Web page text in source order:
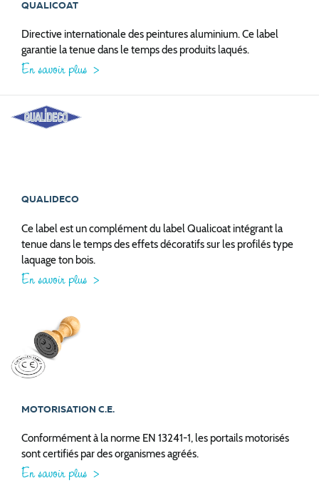
QUALICOAT
Directive internationale des peintures aluminium. Ce label
garantie la tenue dans le temps des produits laqués.
En savoir plus
QUALIDECO
Ce label est un complément du label Qualicoat intégrant la
tenue dans le temps des effets décoratifs sur les profilés type
laquage ton bois.
En savoir plus
MOTORISATION C.E.
Conformément à la norme EN 13241-1, les portails motorisés
sont certifiés par des organismes agréés.
En savoir plus